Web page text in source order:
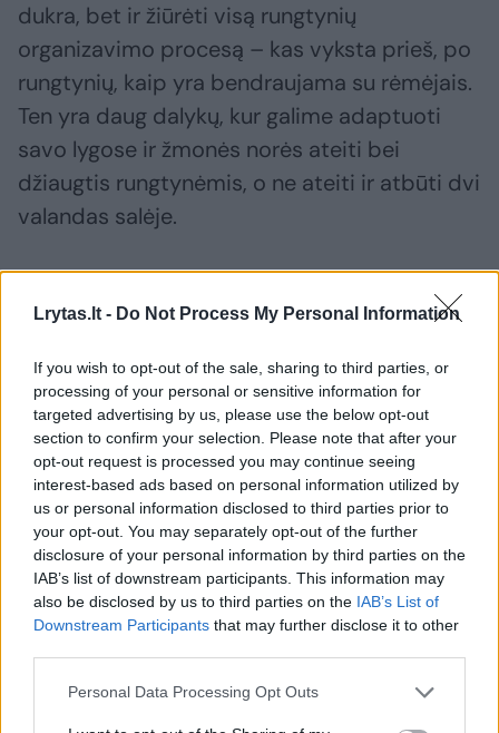
Lrytas.lt - Do Not Process My Personal Information
If you wish to opt-out of the sale, sharing to third parties, or
processing of your personal or sensitive information for
targeted advertising by us, please use the below opt-out
section to confirm your selection. Please note that after your
opt-out request is processed you may continue seeing
interest-based ads based on personal information utilized by
us or personal information disclosed to third parties prior to
your opt-out. You may separately opt-out of the further
disclosure of your personal information by third parties on the
IAB’s list of downstream participants. This information may
also be disclosed by us to third parties on the IAB’s List of
Downstream Participants that may further disclose it to other
Personal Data Processing Opt Outs
dukra, bet ir žiūrėti visą rungtynių
organizavimo procesą – kas vyksta prieš, po
rungtynių, kaip yra bendraujama su rėmėjais.
Ten yra daug dalykų, kur galime adaptuoti
savo lygose ir žmonės norės ateiti bei
džiaugtis rungtynėmis, o ne ateiti ir atbūti dvi
valandas salėje.
– Sakykime taip, kad jau pirmuosius jūsų
darbo vaisius matome – naujasis lygos
generalinis rėmėjas. Ar buvo sunku
prikalbinti tokį rėmėją?
– Mano vizijoje – atvirumas. Aš kalbu atvirai,
pas mane nėra „darom vienaip, ar darom
kitaip“. Aš su Arvydu Klovu susėdome ir
pabendravome. Jis pamatė, kad viskas yra
nuoširdžiai ir nėra jokių užstalinių reikalų.
Žmogus yra pastatęs savo verslo imperiją
savo jėgomis, tad jam patinka atvirumas.
Nebuvo lengva susitarti.